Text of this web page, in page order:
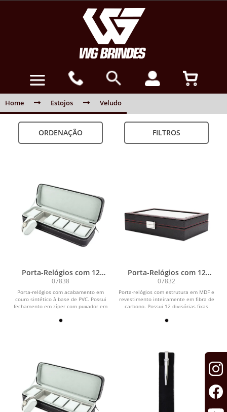
Home Estojos Veludo
ORDENAÇÃO FILTROS
Porta-Relógios com 12
Divisórias
07838
Porta-relógios com acabamento em
couro sintético à base de PVC. Possui
fechamento em zíper com puxador em
Porta-Relógios com 12
Divisórias
07832
Porta-relógios com estrutura em MDF e
revestimento inteiramente em fibra de
carbono. Possui 12 divisórias fixas